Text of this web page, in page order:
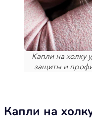
Капли на холку
защиты и
Капли на